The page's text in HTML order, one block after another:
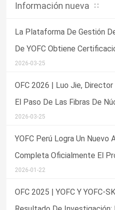
Información nueva
La Plataforma De Gestión
De YOFC Obtiene
Premios Del Sector
2026-03-25
OFC 2026 | Luo Jie,
El Paso De Las Fibras De
Laboratorio A La Aplicación
2026-03-25
YOFC Perú Logra Un Nuevo
Completa Oficialmente El
Ancha Del Perú
2026-01-22
OFC 2025 | YOFC Y YOFC-